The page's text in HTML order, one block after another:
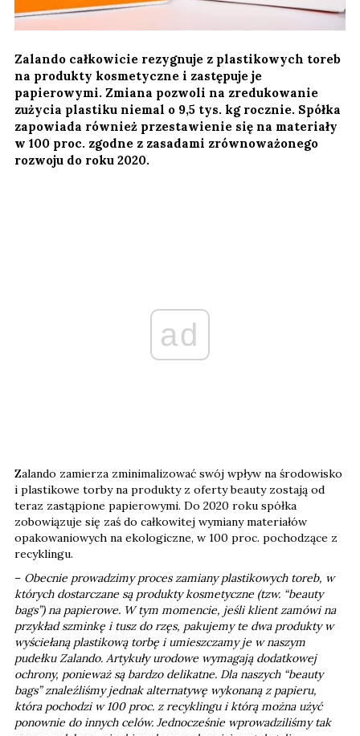
Zalando całkowicie rezygnuje z plastikowych toreb
na produkty kosmetyczne i zastępuje je
papierowymi. Zmiana pozwoli na zredukowanie
zużycia plastiku niemal o 9,5 tys. kg rocznie. Spółka
zapowiada również przestawienie się na materiały
w 100 proc. zgodne z zasadami zrównoważonego
rozwoju do roku 2020.
ad
Zalando zamierza zminimalizować swój wpływ na środowisko
i plastikowe torby na produkty z oferty beauty zostają od
teraz zastąpione papierowymi. Do 2020 roku spółka
zobowiązuje się zaś do całkowitej wymiany materiałów
opakowaniowych na ekologiczne, w 100 proc. pochodzące z
recyklingu.
– Obecnie prowadzimy proces zamiany plastikowych toreb, w
których dostarczane są produkty kosmetyczne (tzw. “beauty
bags”) na papierowe. W tym momencie, jeśli klient zamówi na
przykład szminkę i tusz do rzęs, pakujemy te dwa produkty w
wyściełaną plastikową torbę i umieszczamy je w naszym
pudełku Zalando. Artykuły urodowe wymagają dodatkowej
ochrony, ponieważ są bardzo delikatne. Dla naszych “beauty
bags” znaleźliśmy jednak alternatywę wykonaną z papieru,
która pochodzi w 100 proc. z recyklingu i którą można użyć
ponownie do innych celów. Jednocześnie wprowadziliśmy tak